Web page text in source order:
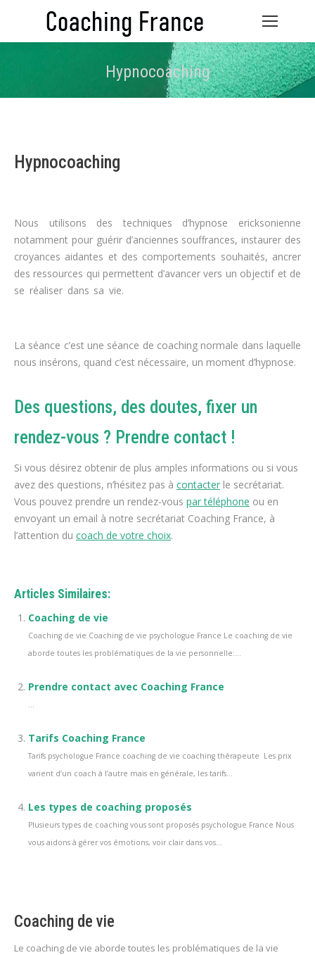
Hypnocoaching
Vous êtes ici :
Hypnocoaching
Nous utilisons des techniques d’hypnose ericksonienne
notamment pour guérir d’anciennes souffrances, instaurer des
croyances aidantes et des comportements souhaités, ancrer
des ressources qui permettent d’avancer vers un objectif et de
se réaliser dans sa vie.
La séance c’est une séance de coaching normale dans laquelle
nous insérons, quand c’est nécessaire, un moment d’hypnose.
Des questions, des doutes, fixer un
rendez-vous ? Prendre contact !
Si vous désirez obtenir de plus amples informations ou si vous
avez des questions, n’hésitez pas à contacter le secrétariat.
Vous pouvez prendre un rendez-vous par téléphone ou en
envoyant un email à notre secrétariat Coaching France, à
l’attention du coach de votre choix.
Articles Similaires:
Coaching de vie
Coaching de vie Coaching de vie psychologue France Le coaching de vie
aborde toutes les problématiques de la vie personnelle:...
Prendre contact avec Coaching France
...
Tarifs Coaching France
Tarifs psychologue France coaching de vie coaching thérapeute Les prix
varient d’un coach à l’autre mais en générale, les tarifs...
Les types de coaching proposés
Plusieurs types de coaching vous sont proposés psychologue France Nous
vous aidons à gérer vos émotions, voir clair dans vos...
Coaching de vie
Le coaching de vie aborde toutes les problématiques de la vie